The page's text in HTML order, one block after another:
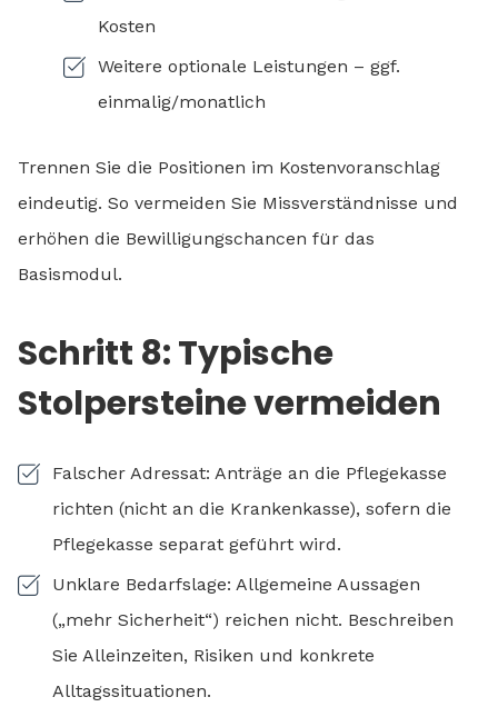
Kosten
Weitere optionale Leistungen – ggf.
einmalig/monatlich
Trennen Sie die Positionen im Kostenvoranschlag
eindeutig. So vermeiden Sie Missverständnisse und
erhöhen die Bewilligungschancen für das
Basismodul.
Schritt 8: Typische
Stolpersteine vermeiden
Falscher Adressat: Anträge an die Pflegekasse
richten (nicht an die Krankenkasse), sofern die
Pflegekasse separat geführt wird.
Unklare Bedarfslage: Allgemeine Aussagen
(„mehr Sicherheit“) reichen nicht. Beschreiben
Sie Alleinzeiten, Risiken und konkrete
Alltagssituationen.